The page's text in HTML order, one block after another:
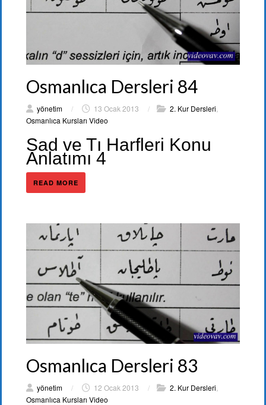
Osmanlıca Dersleri 84
yönetim / 13 Ocak 2013 / 2. Kur Dersleri,
Osmanlıca Kursları Video
Sad ve Tı Harfleri Konu
Anlatımı 4
READ MORE
Osmanlıca Dersleri 83
yönetim / 12 Ocak 2013 / 2. Kur Dersleri
Osmanlıca Kursları Video